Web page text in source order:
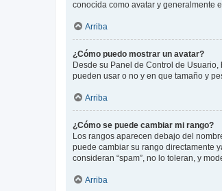
conocida como avatar y generalmente
Arriba
¿Cómo puedo mostrar un avatar?
Desde su Panel de Control de
pueden usar o no y en que tamaño y
Arriba
¿Cómo se puede cambiar mi rango?
Los rangos aparecen debajo del
puede cambiar su rango directamente
consideran “spam”, no lo toleran, y
Arriba